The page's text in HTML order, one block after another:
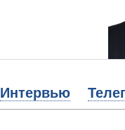
Интервью